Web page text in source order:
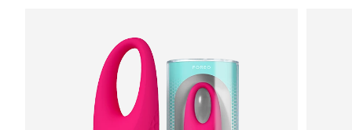
Entrega prevista
Arabia Saudí Entrega prevista